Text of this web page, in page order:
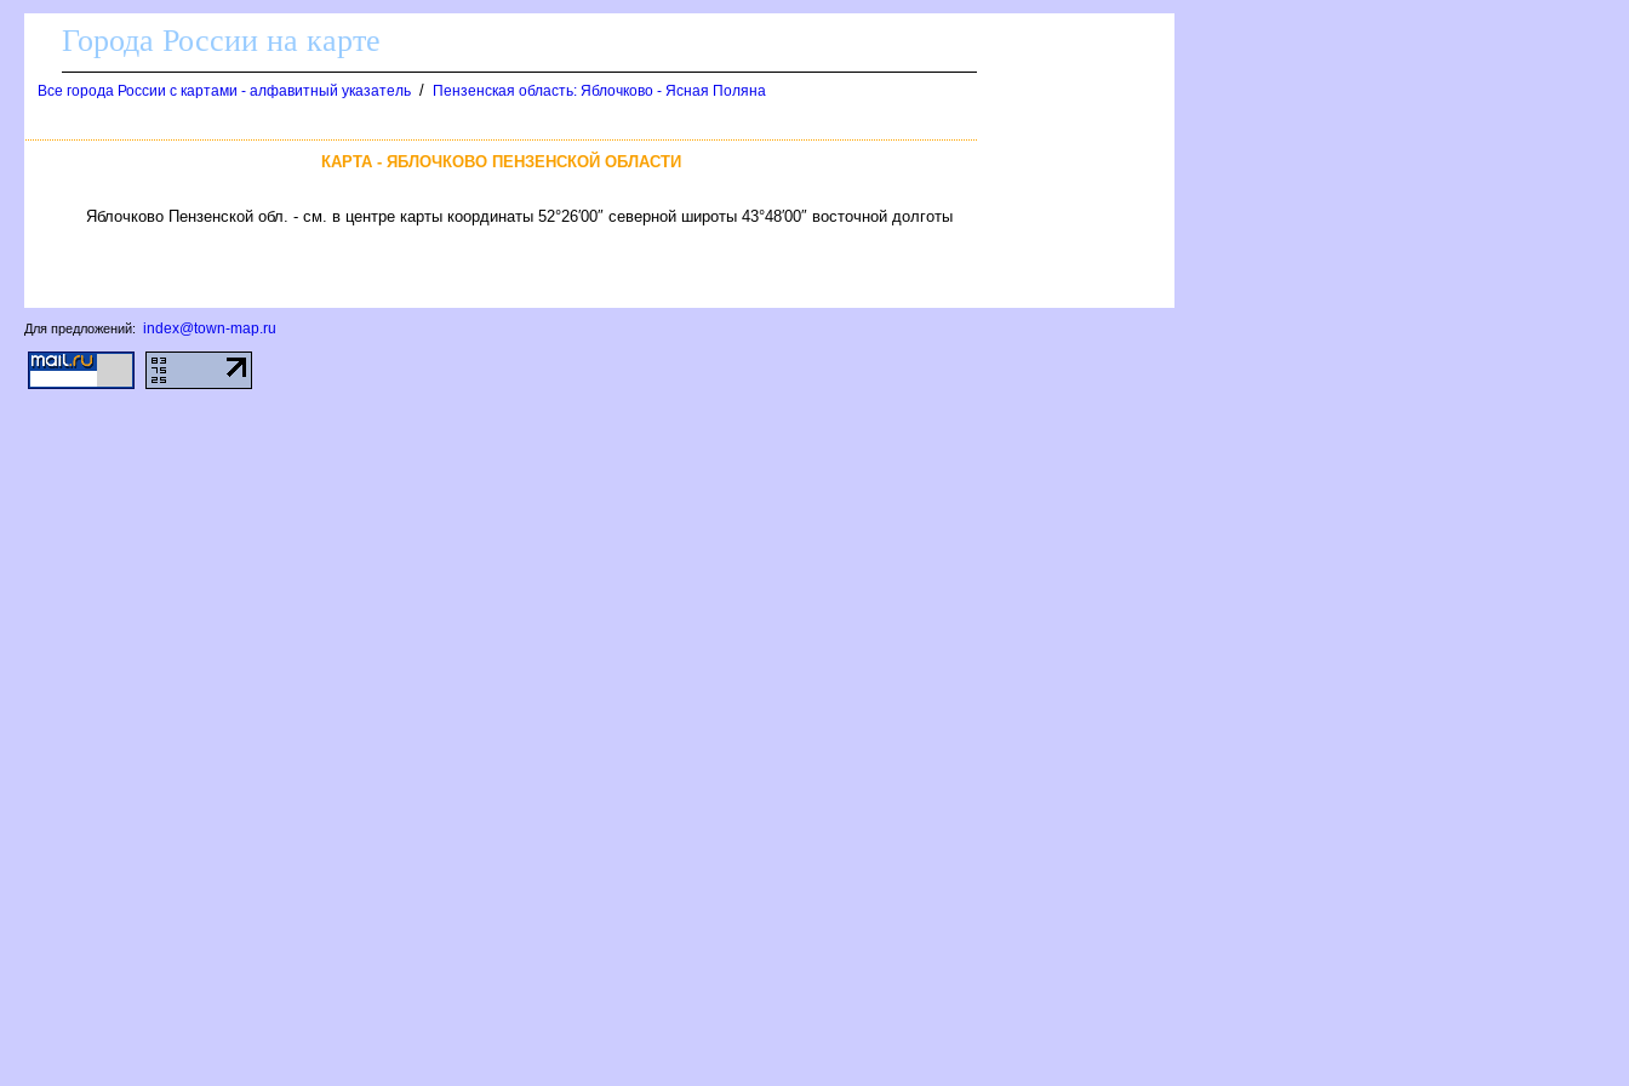
Города России на карте
се города России с картами - алфавитный указатель / Пензенская область: Яблочково - Ясная Поляна
КАРТА - ЯБЛОЧКОВО ПЕНЗЕНСКОЙ ОБЛАСТИ
Яблочково Пензенской обл. - см. в центре карты координаты 52°26′00″ северной широты 43°48′00″ восточной долготы
Для предложений: index@town-map.ru